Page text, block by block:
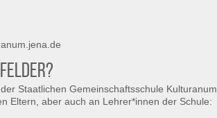
Staatlichen Gemeinschaftsschule Kulturanum
Eltern, aber auch an Lehrer*innen der Schule: